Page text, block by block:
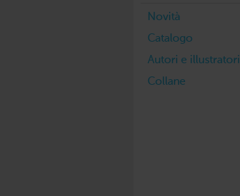
Novità
Catalogo
Autori e illustratori
Collane